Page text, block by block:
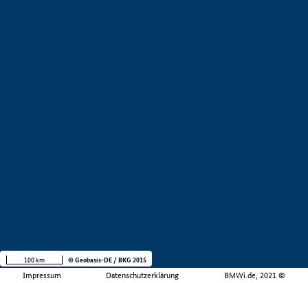
Impressum Datenschutzerklärung BMWi.de, 2021 ©
100 km © Geobasis-DE / BKG 2015